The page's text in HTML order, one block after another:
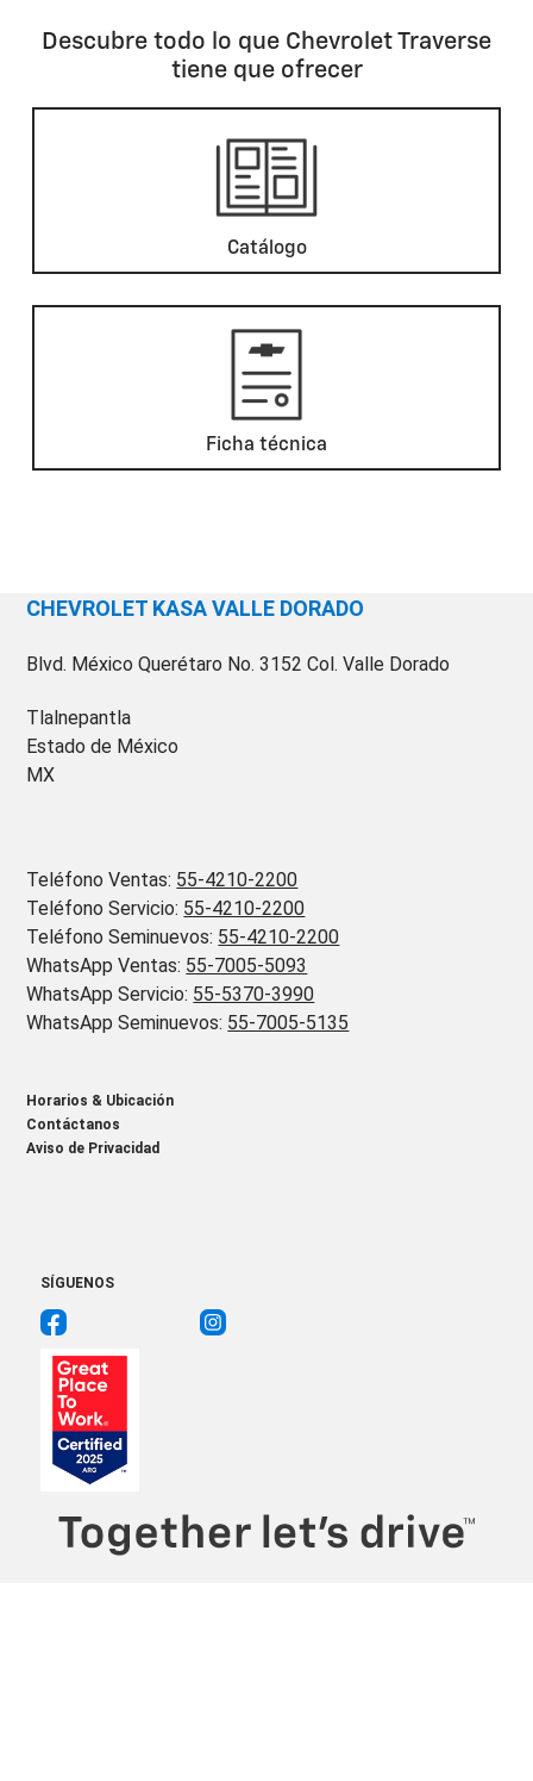
Descubre todo lo que Chevrolet Traverse
tiene que ofrecer
Catálogo
Ficha técnica